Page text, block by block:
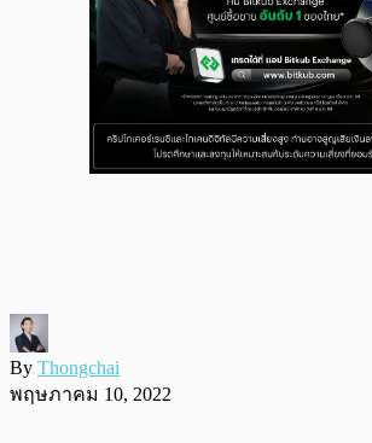
By Thongchai
พฤษภาคม 10, 2022